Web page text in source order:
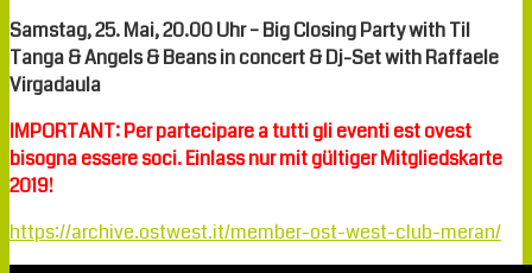
Samstag, 25. Mai, 20.00 Uhr – Big Closing Party with Til
Tanga & Angels & Beans in concert & Dj-Set with Raffaele
Virgadaula
IMPORTANT: Per partecipare a tutti gli eventi est ovest
bisogna essere soci. Einlass nur mit gültiger Mitgliedskarte
2019!
https://archive.ostwest.it/member-ost-west-club-meran/